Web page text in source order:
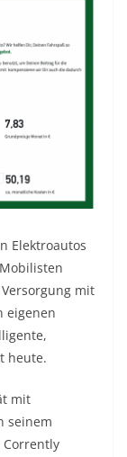
Elektroautos
mit
eigenen
heute.
mit
seinem
Corrently